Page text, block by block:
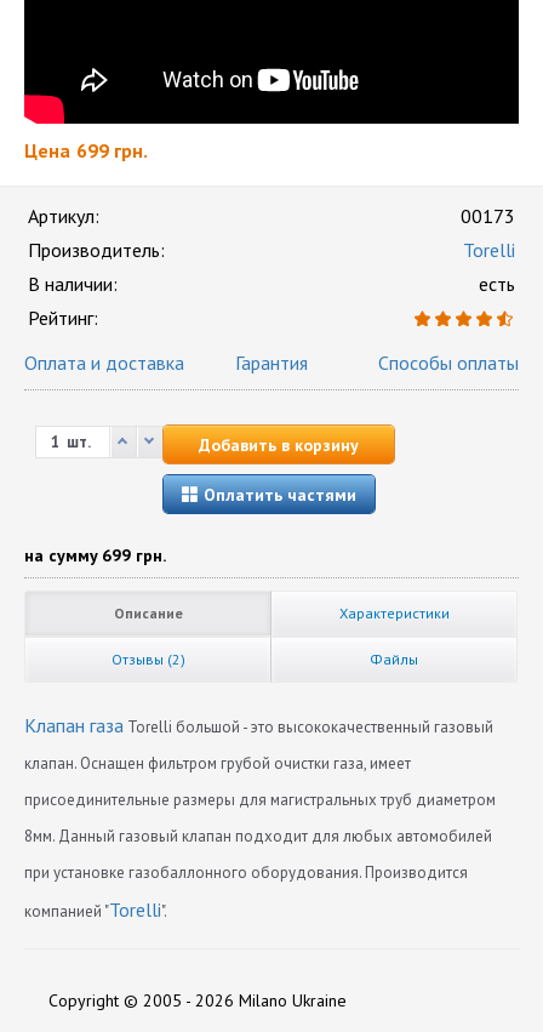
Цена 699 грн.
Артикул:
00173
Производитель:
Torelli
В наличии:
есть
Рейтинг:
Оплата и доставка
Гарантия Способы оплаты
шт. Добавить в корзину
Оплатить частями
на сумму 699 грн.
Описание Характеристики
Отзывы (2) Файлы
Клапан газа Torelli большой - это высококачественный газовый
клапан. Оснащен фильтром грубой очистки газа, имеет
присоединительные размеры для магистральных труб диаметром
8мм. Данный газовый клапан подходит для любых автомобилей
при установке газобаллонного оборудования. Производится
компанией "Torelli".
Вход (мм)
27.07.2016
Скачать Katalog-produktsii-Torelli.pdf
Copyright © 2005 - 2026 Milano Ukraine